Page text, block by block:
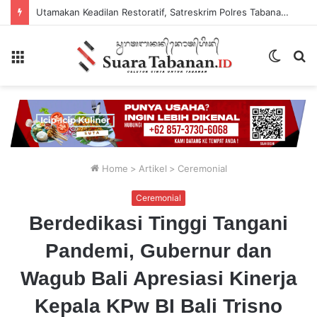
Utamakan Keadilan Restoratif, Satreskrim Polres Tabanan Gelar Perkara Kasus Penganiayaan Anak
Switch
Home > Artikel > Ceremonial
Ceremonial
Berdedikasi Tinggi Tangani
Pandemi, Gubernur dan
Wagub Bali Apresiasi Kinerja
Kepala KPw BI Bali Trisno